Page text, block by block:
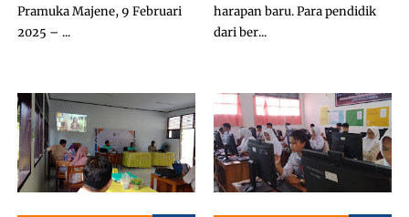
Pramuka Majene, 9 Februari
2025 – ...
harapan baru. Para pendidik
dari ber...